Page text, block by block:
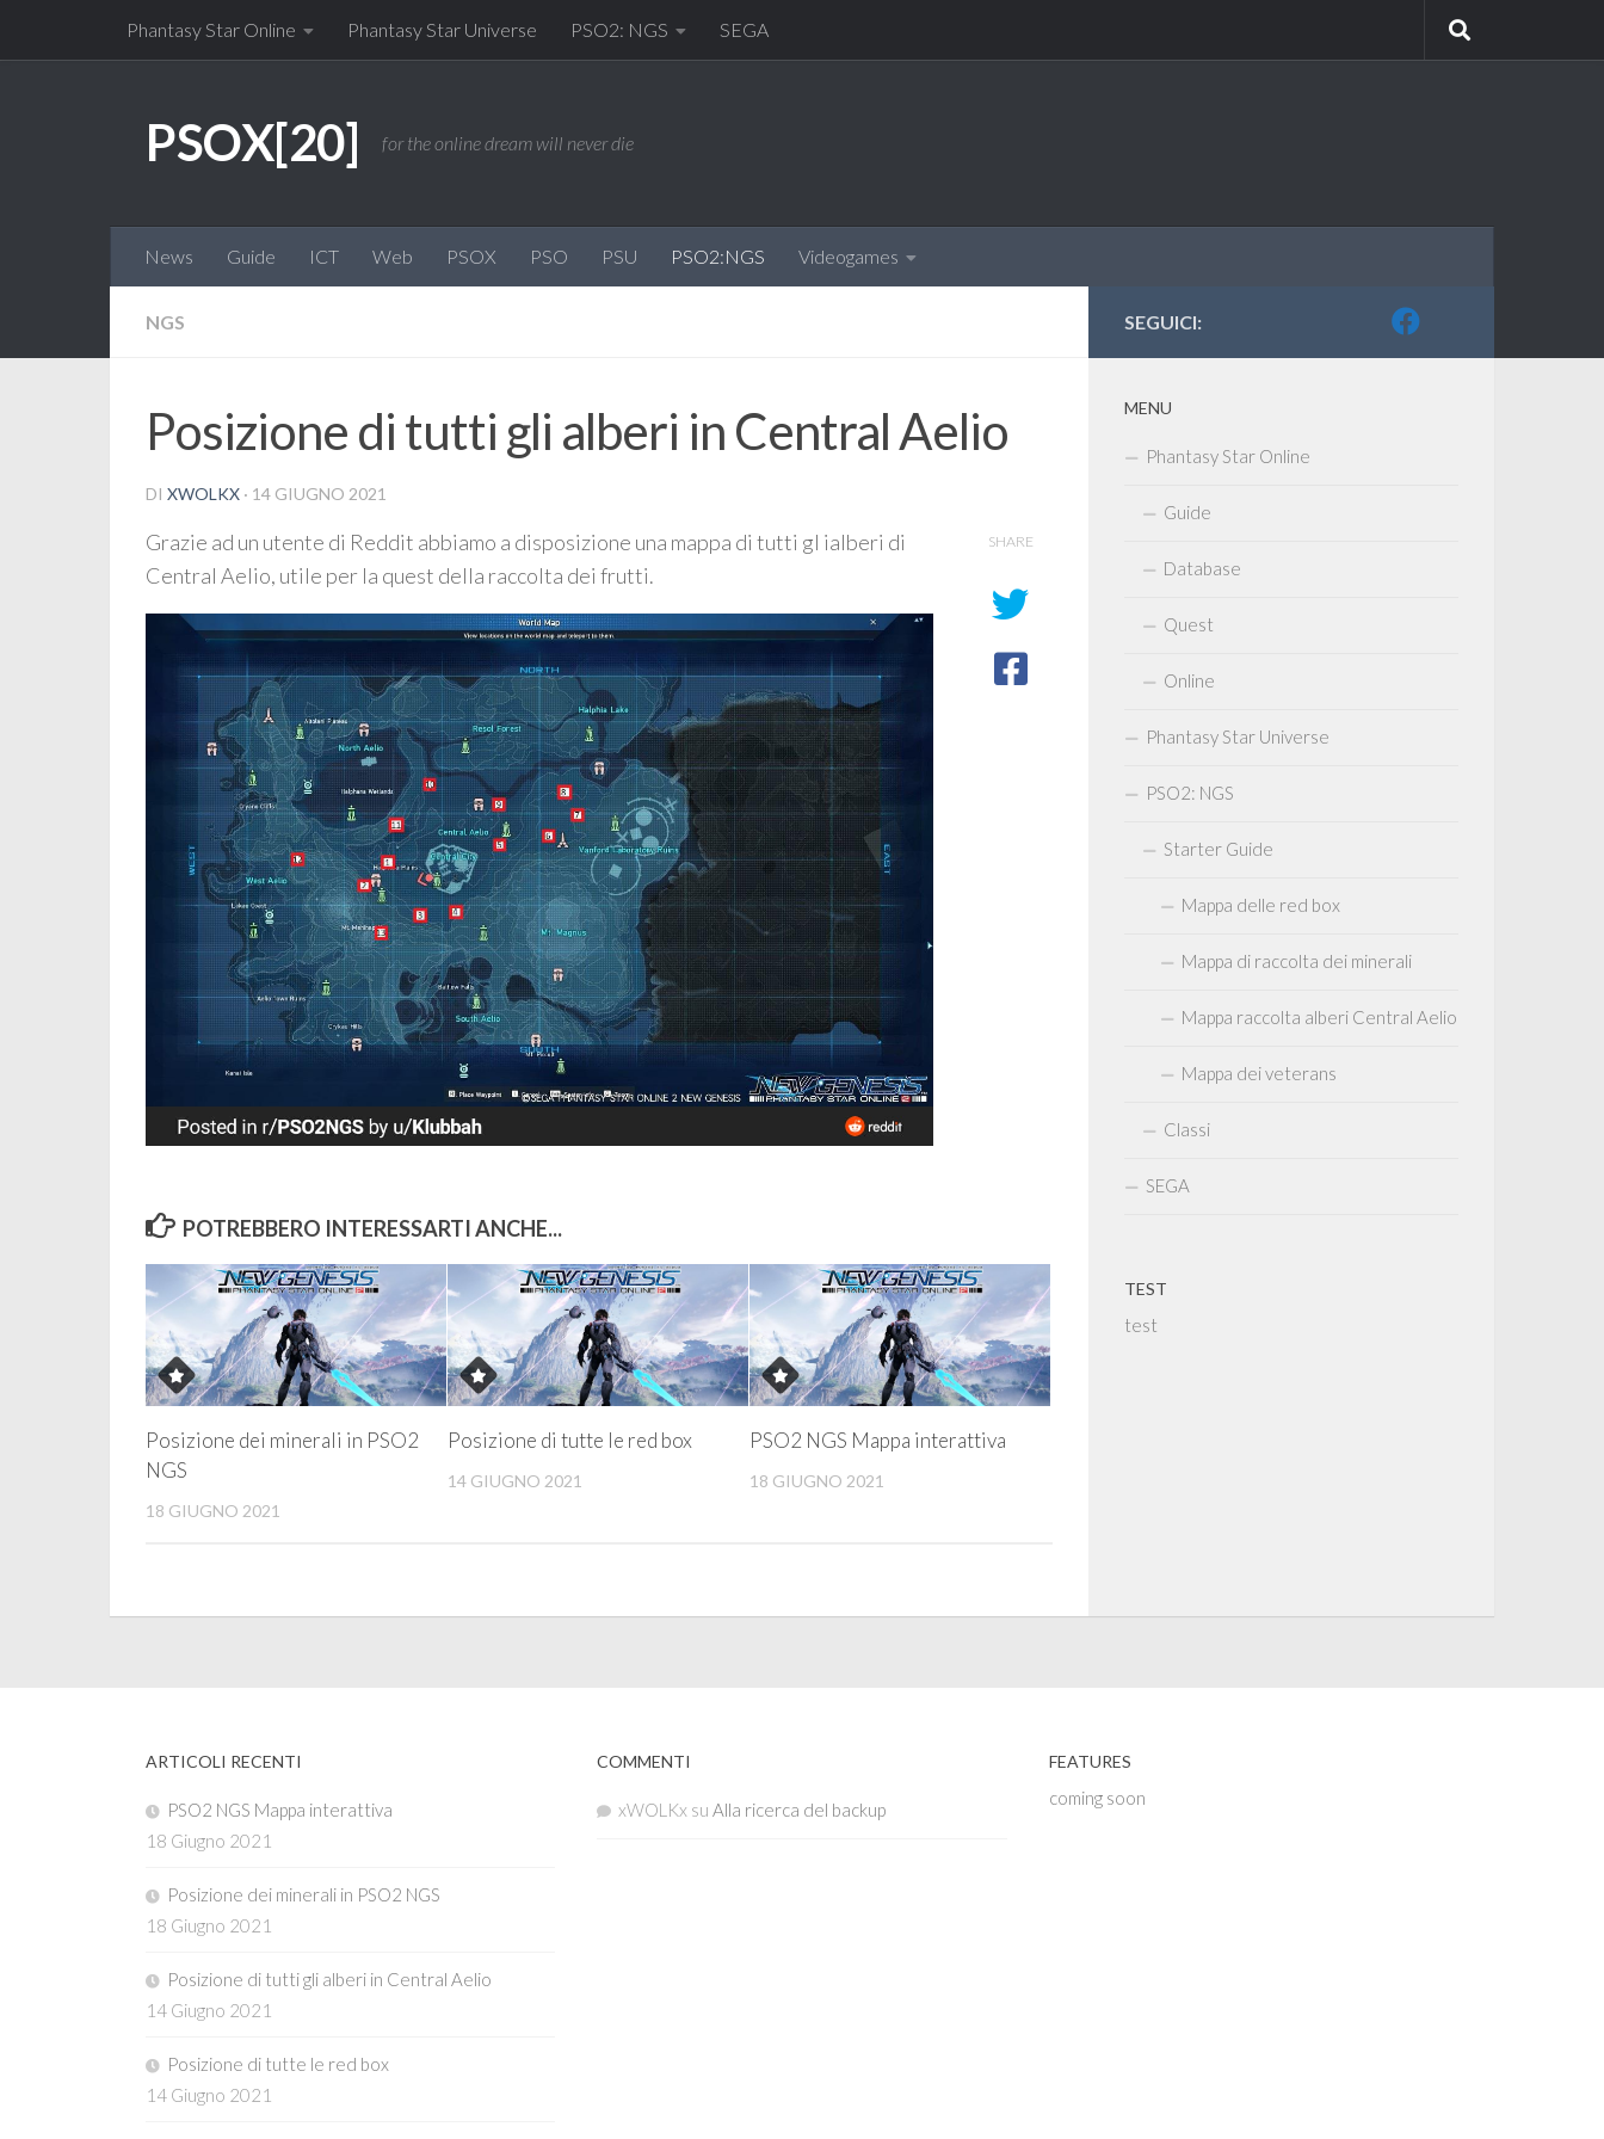
Salta al contenutoPhantasy Star Online Phantasy Star Universe PSO2: NGS SEGA
PSOX[20] for the online dream will never die
News Guide ICT Web PSOX PSO PSU PSO2:NGS Videogames
NGS
Posizione di tutti gli alberi in Central Aelio
DI XWOLKX · 14 GIUGNO 2021
Grazie ad un utente di Reddit abbiamo a disposizione una mappa di tutti gl ialberi di
Central Aelio, utile per la quest della raccolta dei frutti.
SHARE
POTREBBERO INTERESSARTI ANCHE...
Posizione dei minerali in PSO2
NGS
18 GIUGNO 2021
Posizione di tutte le red box
14 GIUGNO 2021
PSO2 NGS Mappa interattiva
18 GIUGNO 2021
SEGUICI:
MENU
Phantasy Star Online
Guide
Database
Quest
Online
Phantasy Star Universe
PSO2: NGS
Starter Guide
Mappa delle red box
Mappa di raccolta dei minerali
Mappa raccolta alberi Central Aelio
Mappa dei veterans
Classi
SEGA
TEST
test
ARTICOLI RECENTI
PSO2 NGS Mappa interattiva
18 Giugno 2021
Posizione dei minerali in PSO2 NGS
18 Giugno 2021
Posizione di tutti gli alberi in Central Aelio
14 Giugno 2021
Posizione di tutte le red box
14 Giugno 2021
COMMENTI
xWOLKx suAlla ricerca del backup
FEATURES
coming soon